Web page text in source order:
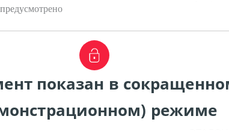
показан в
режиме